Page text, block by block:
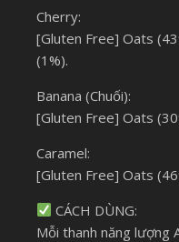
Cherry:
[Gluten Free] Oats
(1%).
Banana (Chuối):
[Gluten Free] Oats
Caramel:
[Gluten Free] Oats
CÁCH DÙNG:
Mỗi thanh năng lượng